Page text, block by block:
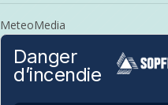
MeteoMedia
Danger
d’incendie